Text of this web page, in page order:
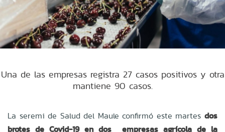
Una de las empresas registra 27 casos positivos y otra
mantiene 90 casos.
La seremi de Salud del Maule confirmó este martes dos
brotes de Covid-19 en dos empresas agrícola de la